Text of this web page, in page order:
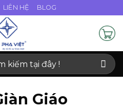
LIÊN HỆ BLOG
Giáo